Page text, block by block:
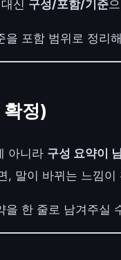
신 구성/포함/기준
을 포함 범위로 정리
확정)
아니라 구성 요약이
, 말이 바뀌는 느낌이
을 한 줄로 남겨주실